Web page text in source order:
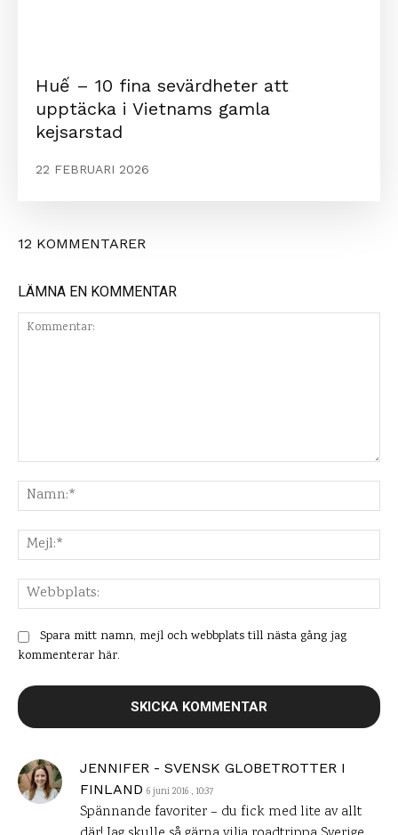
Huế – 10 fina sevärdheter att
upptäcka i Vietnams gamla
kejsarstad
22 FEBRUARI 2026
12 KOMMENTARER
JENNIFER - SVENSK GLOBETROTTER I
FINLAND 6 juni 2016 , 10:37
Spännande favoriter – du fick med lite av allt
LÄMNA EN KOMMENTAR
Spara mitt namn, mejl och webbplats till nästa gång jag
kommenterar här.